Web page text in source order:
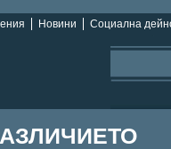
Новини Социална